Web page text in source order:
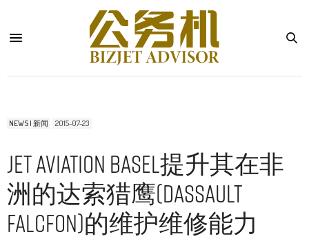
NEWS | 新闻 2015-07-23
Jet Aviation Basel提升其在非
洲的达索猎鹰(Dassault
Falcfon)的维护维修能力